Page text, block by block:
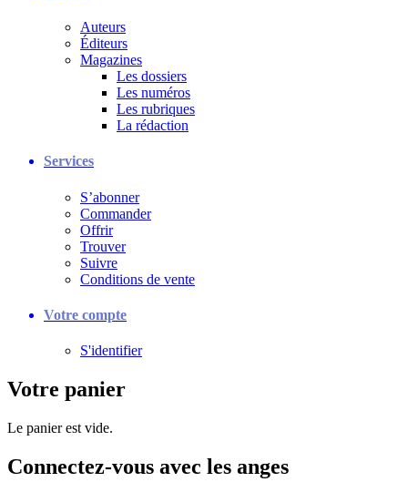
Auteurs
Éditeurs
Magazines
Les dossiers
Les numéros
Les rubriques
La rédaction
Services
S’abonner
Commander
Offrir
Trouver
Suivre
Conditions de vente
Votre compte
S'identifier
Votre panier
Le panier est vide.
Connectez-vous avec les anges